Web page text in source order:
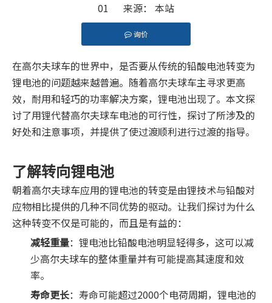
01 来源： 本站
询价
在高尔夫球车的世界中，是否要从传统的铅酸电池转变为
锂电池的问题越来越普遍。随着高尔夫球车主寻求更高
效，耐用和轻巧的功率解决方案，锂电池出现了。本文探
讨了用锂代替高尔夫球车电池的可行性，探讨了所涉及的
好处和注意事项，并提供了使过渡顺利进行过渡的指导。
了解转向锂电池
朝着高尔夫球车应用的锂电池的转变是由锂技术与铅酸对
应物相比提供的几种不同优势的驱动。让我们探讨为什么
这种转变不仅是可能的，而且是有益的：
减轻重量：锂电池比铅酸电池明显轻得多，这可以减
少高尔夫球车的整体重量并有可能提高其速度和效
率。
寿命更长：寿命可能超过2000个电荷周期，锂电池的